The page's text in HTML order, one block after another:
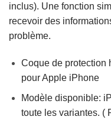
inclus). Une fonction
recevoir des
problème.
Coque de protection
pour Apple iPhone
Modèle disponible:
toute les variantes. (